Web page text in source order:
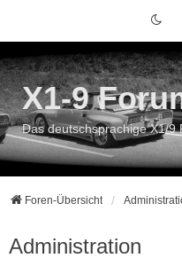
X1-9
Das deutschsprachige X1/9
Foren-Übersicht
Administration